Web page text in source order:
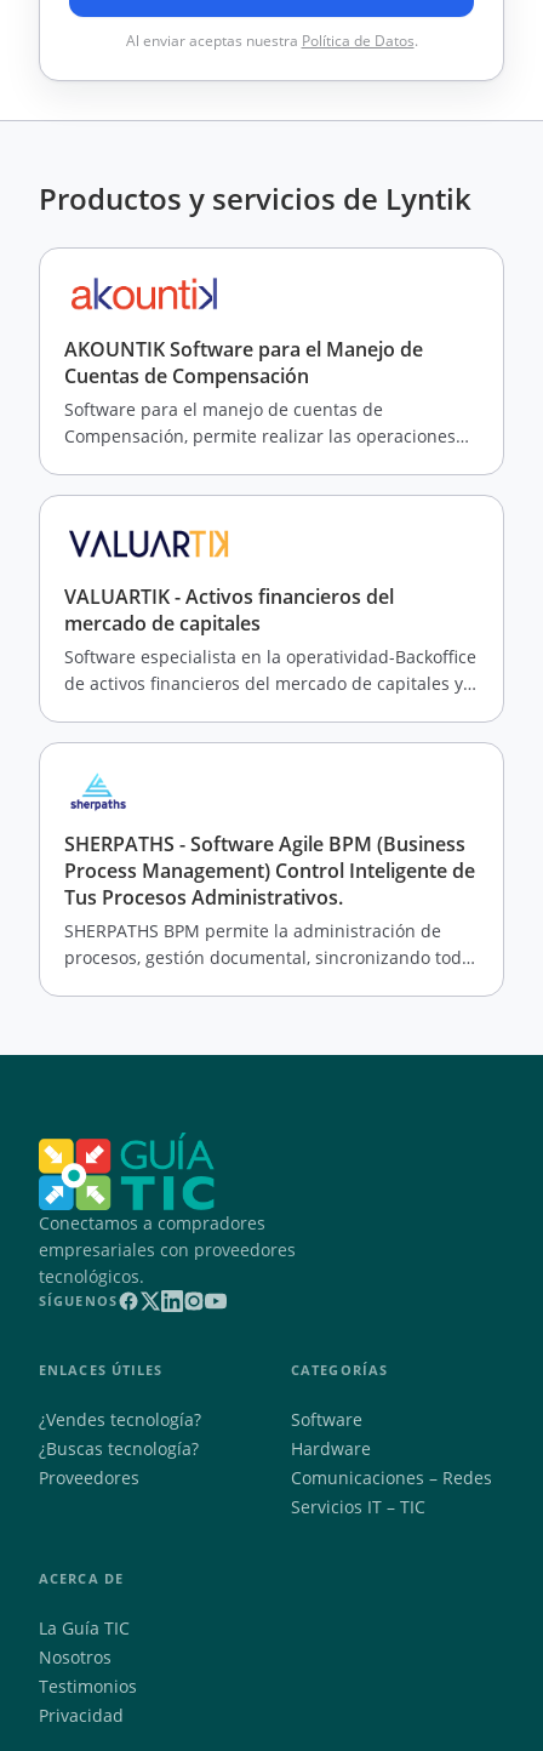
Al enviar aceptas nuestra Política de Datos.
Productos y servicios de Lyntik
AKOUNTIK Software para el Manejo de
Cuentas de Compensación
Software para el manejo de cuentas de
Compensación, permite realizar las operaciones
VALUARTIK - Activos financieros del
mercado de capitales
Software especialista en la operatividad-Backoffice
de activos financieros del mercado de capitales y
SHERPATHS - Software Agile BPM (Business
Process Management) Control Inteligente de
Tus Procesos Administrativos.
SHERPATHS BPM permite la administración de
procesos, gestión documental, sincronizando todo
Conectamos a compradores
empresariales con proveedores
tecnológicos.
SÍGUENOS
ENLACES ÚTILES
¿Vendes tecnología?
¿Buscas tecnología?
Proveedores
CATEGORÍAS
Software
Hardware
Comunicaciones – Redes
Servicios IT – TIC
ACERCA DE
La Guía TIC
Nosotros
Testimonios
Privacidad